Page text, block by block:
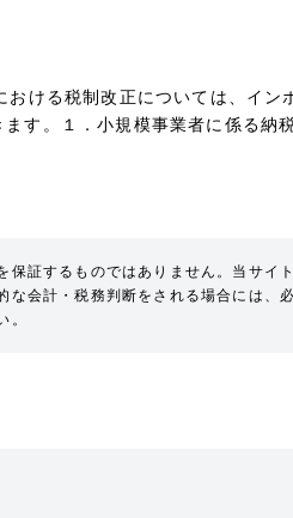
ける税制改正については、イン
す。１．小規模事業者に係る納
証するものではありません。当サイ
な会計・税務判断をされる場合には、
。